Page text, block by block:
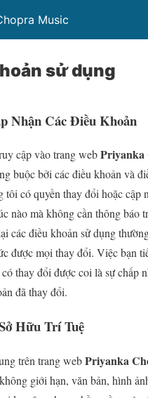
Music
sử dụng
Nhận Các Điều Khoản
cập vào trang webPriyanka
buộc bởi các điều khoản và
tôi có quyền thay đổi hoặc cập
nào mà không cần thông báo
các điều khoản sử dụng
được mọi thay đổi. Việc bạn
thay đổi được coi là sự chấp
đã thay đổi.
Hữu Trí Tuệ
trên trang webPriyanka
giới hạn, văn bản, hình